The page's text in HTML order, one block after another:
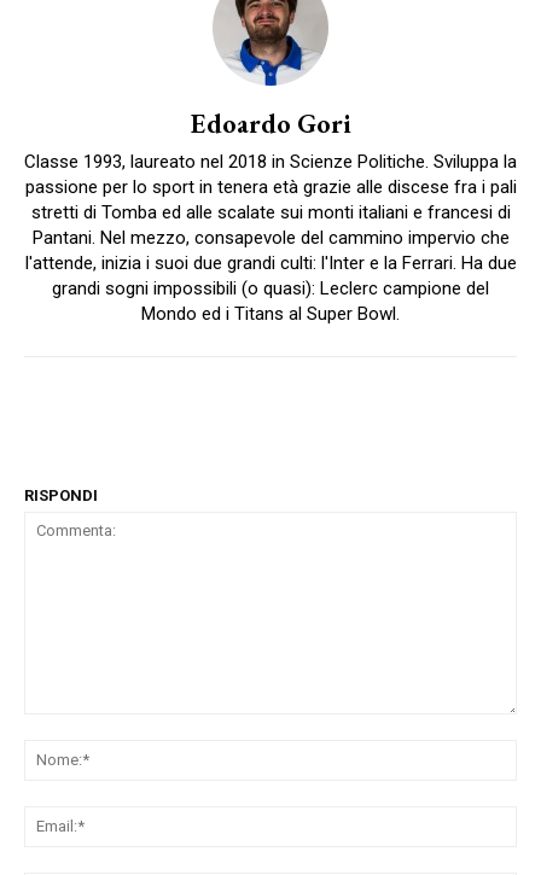
Edoardo Gori
Classe 1993, laureato nel 2018 in Scienze Politiche. Sviluppa la
passione per lo sport in tenera età grazie alle discese fra i pali
stretti di Tomba ed alle scalate sui monti italiani e francesi di
Pantani. Nel mezzo, consapevole del cammino impervio che
l'attende, inizia i suoi due grandi culti: l'Inter e la Ferrari. Ha due
grandi sogni impossibili (o quasi): Leclerc campione del
Mondo ed i Titans al Super Bowl.
RISPONDI